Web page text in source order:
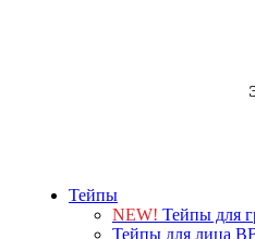
Тейпы
NEW! Тейпы для
Тейпы для лица